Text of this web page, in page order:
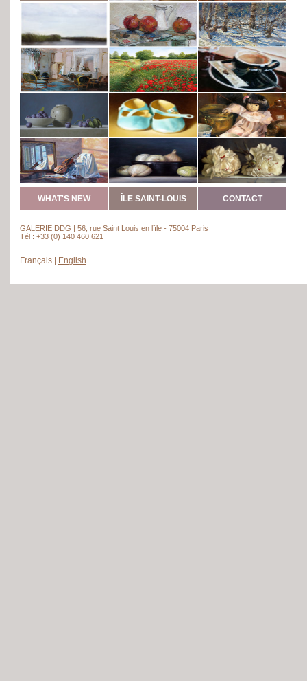
WHAT'S NEW ÎLE SAINT-LOUIS CONTACT
GALERIE DDG | 56, rue Saint Louis en l’île - 75004 Paris
Tél : +33 (0) 140 460 621
Français English